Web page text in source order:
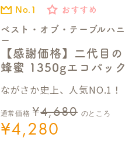
No.1 おすすめ
ベスト・オブ・テーブルハニ
ー
【感謝価格】二代目の
蜂蜜 1350gエコパック
ながさか史上、人気NO.1！
通常価格 ¥4,680 のところ
¥4,280